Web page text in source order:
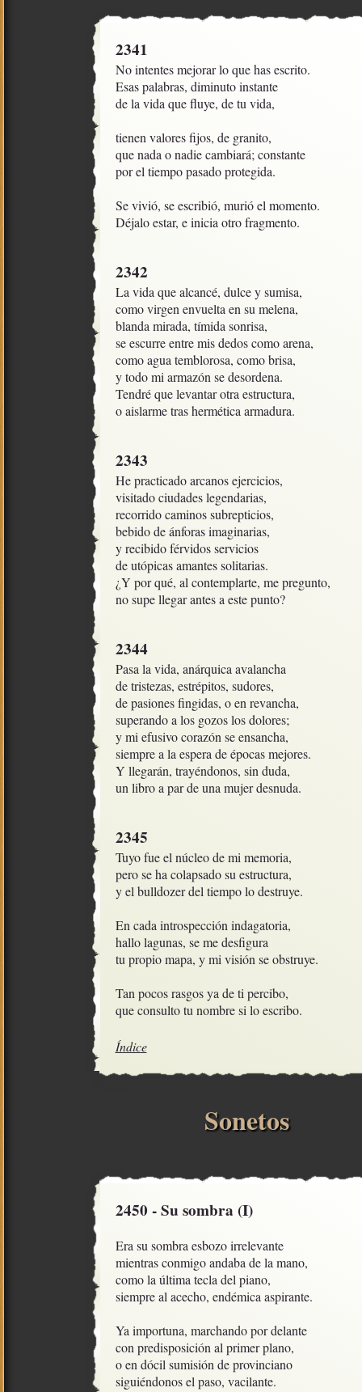
2341
No intentes mejorar lo que has escrito.
Esas palabras, diminuto instante
de la vida que fluye, de tu vida,
tienen valores fijos, de granito,
que nada o nadie cambiará; constante
por el tiempo pasado protegida.
Se vivió, se escribió, murió el momento.
Déjalo estar, e inicia otro fragmento.
2342
La vida que alcancé, dulce y sumisa,
como virgen envuelta en su melena,
blanda mirada, tímida sonrisa,
se escurre entre mis dedos como arena,
como agua temblorosa, como brisa,
y todo mi armazón se desordena.
Tendré que levantar otra estructura,
o aislarme tras hermética armadura.
2343
He practicado arcanos ejercicios,
visitado ciudades legendarias,
recorrido caminos subrepticios,
bebido de ánforas imaginarias,
y recibido férvidos servicios
de utópicas amantes solitarias.
¿Y por qué, al contemplarte, me pregunto,
no supe llegar antes a este punto?
2344
Pasa la vida, anárquica avalancha
de tristezas, estrépitos, sudores,
de pasiones fingidas, o en revancha,
superando a los gozos los dolores;
y mi efusivo corazón se ensancha,
siempre a la espera de épocas mejores.
Y llegarán, trayéndonos, sin duda,
un libro a par de una mujer desnuda.
2345
Tuyo fue el núcleo de mi memoria,
pero se ha colapsado su estructura,
y el bulldozer del tiempo lo destruye.
En cada introspección indagatoria,
hallo lagunas, se me desfigura
tu propio mapa, y mi visión se obstruye.
Tan pocos rasgos ya de ti percibo,
que consulto tu nombre si lo escribo.
Índice
Sonetos
2450 - Su sombra (I)
Era su sombra esbozo irrelevante
mientras conmigo andaba de la mano,
como la última tecla del piano,
siempre al acecho, endémica aspirante.
Ya importuna, marchando por delante
con predisposición al primer plano,
o en dócil sumisión de provinciano
siguiéndonos el paso, vacilante.